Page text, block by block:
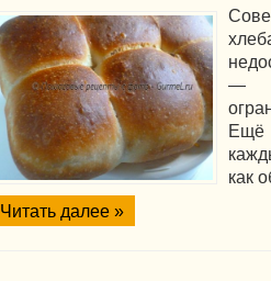
— я
Ещё
как
Читать далее »